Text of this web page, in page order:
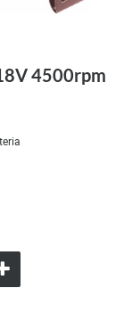
4500rpm